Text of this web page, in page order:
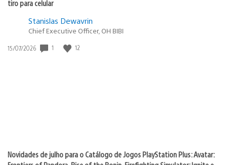
tiro para celular
Stanislas Dewavrin
Chief Executive Officer, OH BIBI
Data
15/07/2026 1 12
Novidades de julho para o Catálogo de Jogos PlayStation Plus: Avatar: